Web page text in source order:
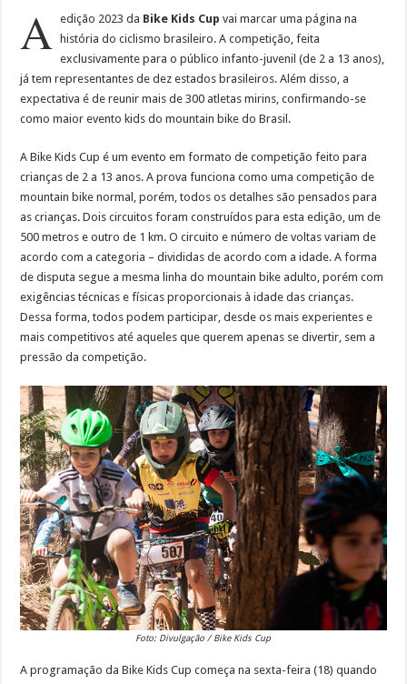
A edição 2023 da Bike Kids Cup vai marcar uma página na
história do ciclismo brasileiro. A competição, feita
exclusivamente para o público infanto-juvenil (de 2 a 13 anos),
já tem representantes de dez estados brasileiros. Além disso, a
expectativa é de reunir mais de 300 atletas mirins, confirmando-se
como maior evento kids do mountain bike do Brasil.
A Bike Kids Cup é um evento em formato de competição feito para
crianças de 2 a 13 anos. A prova funciona como uma competição de
mountain bike normal, porém, todos os detalhes são pensados para
as crianças. Dois circuitos foram construídos para esta edição, um de
500 metros e outro de 1 km. O circuito e número de voltas variam de
acordo com a categoria – divididas de acordo com a idade. A forma
de disputa segue a mesma linha do mountain bike adulto, porém com
exigências técnicas e físicas proporcionais à idade das crianças.
Dessa forma, todos podem participar, desde os mais experientes e
mais competitivos até aqueles que querem apenas se divertir, sem a
pressão da competição.
Foto: Divulgação / Bike Kids Cup
A programação da Bike Kids Cup começa na sexta-feira (18) quando